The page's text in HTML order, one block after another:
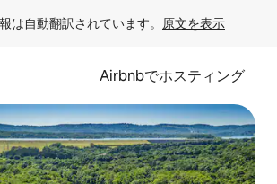
は自動翻訳されています。 原文を表示
Airbnbでホスティング